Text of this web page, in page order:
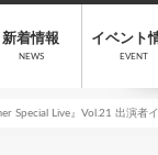
新着情報
NEWS
イベント
EVENT
Special Live』Vol.21 出演者